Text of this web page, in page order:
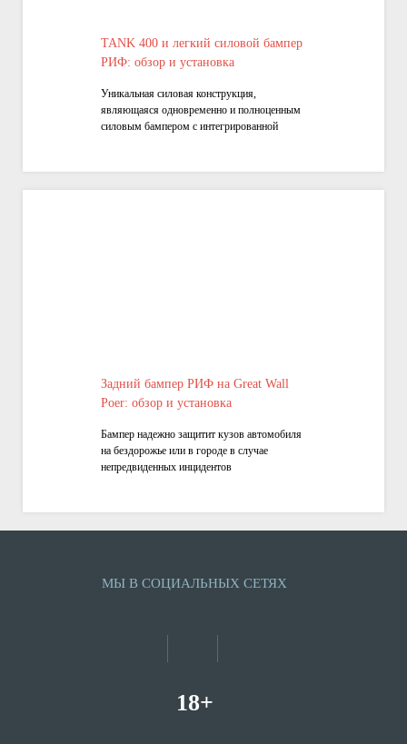
TANK 400 и легкий силовой бампер
РИФ: обзор и установка
Уникальная силовая конструкция,
являющаяся одновременно и полноценным
силовым бампером с интегрированной
Задний бампер РИФ на Great Wall
Poer: обзор и установка
Бампер надежно защитит кузов автомобиля
на бездорожье или в городе в случае
непредвиденных инцидентов
МЫ В СОЦИАЛЬНЫХ СЕТЯХ
18+